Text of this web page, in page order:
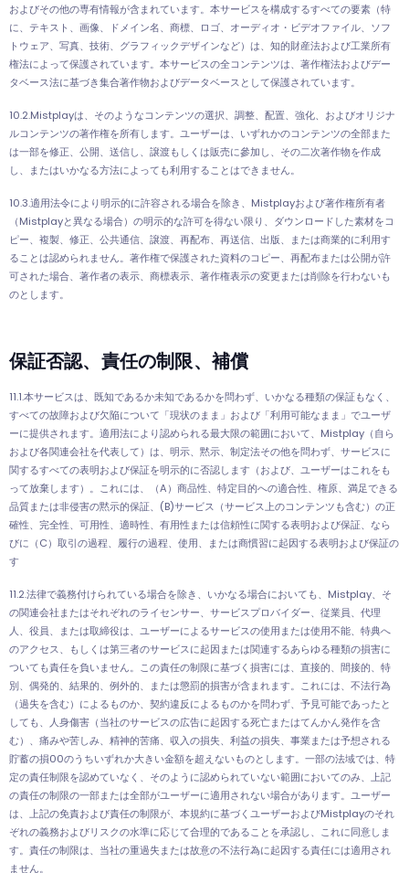
およびその他の専有情報が含まれています。本サービスを構成するすべての要素（特
に、テキスト、画像、ドメイン名、商標、ロゴ、オーディオ・ビデオファイル、ソフ
トウェア、写真、技術、グラフィックデザインなど）は、知的財産法および工業所有
権法によって保護されています。本サービスの全コンテンツは、著作権法およびデー
タベース法に基づき集合著作物およびデータベースとして保護されています。
10.2.Mistplayは、そのようなコンテンツの選択、調整、配置、強化、およびオリジナ
ルコンテンツの著作権を所有します。ユーザーは、いずれかのコンテンツの全部また
は一部を修正、公開、送信し、譲渡もしくは販売に參加し、その二次著作物を作成
し、またはいかなる方法によっても利用することはできません。
10.3.適用法令により明示的に許容される場合を除き、Mistplayおよび著作権所有者
（Mistplayと異なる場合）の明示的な許可を得ない限り、ダウンロードした素材をコ
ピー、複製、修正、公共通信、譲渡、再配布、再送信、出版、または商業的に利用す
ることは認められません。著作権で保護された資料のコピー、再配布または公開が許
可された場合、著作者の表示、商標表示、著作権表示の変更または削除を行わないも
のとします。
保証否認、責任の制限、補償
11.1.本サービスは、既知であるか未知であるかを問わず、いかなる種類の保証もなく、
すべての故障および欠陥について「現状のまま」および「利用可能なまま」でユーザ
ーに提供されます。適用法により認められる最大限の範囲において、Mistplay（自ら
および各関連会社を代表して）は、明示、黙示、制定法その他を問わず、サービスに
関するすべての表明および保証を明示的に否認します（および、ユーザーはこれをも
って放棄します）。これには、（A）商品性、特定目的への適合性、権原、満足できる
品質または非侵害の黙示的保証、(B)サービス（サービス上のコンテンツも含む）の正
確性、完全性、可用性、適時性、有用性または信頼性に関する表明および保証、なら
びに（C）取引の過程、履行の過程、使用、または商慣習に起因する表明および保証の
す
11.2.法律で義務付けられている場合を除き、いかなる場合においても、Mistplay、そ
の関連会社またはそれぞれのライセンサー、サービスプロバイダー、従業員、代理
人、役員、または取締役は、ユーザーによるサービスの使用または使用不能、特典へ
のアクセス、もしくは第三者のサービスに起因または関連するあらゆる種類の損害に
ついても責任を負いません。この責任の制限に基づく損害には、直接的、間接的、特
別、偶発的、結果的、例外的、または懲罰的損害が含まれます。これには、不法行為
（過失を含む）によるものか、契約違反によるものかを問わず、予見可能であったと
しても、人身傷害（当社のサービスの広告に起因する死亡またはてんかん発作を含
む）、痛みや苦しみ、精神的苦痛、収入の損失、利益の損失、事業または予想される
貯蓄の損00のうちいずれか大きい金額を超えないものとします。一部の法域では、特
定の責任制限を認めていなく、そのように認められていない範囲においてのみ、上記
の責任の制限の一部または全部がユーザーに適用されない場合があります。ユーザー
は、上記の免責および責任の制限が、本規約に基づくユーザーおよびMistplayのそれ
ぞれの義務およびリスクの水準に応じて合理的であることを承認し、これに同意しま
す。責任の制限は、当社の重過失または故意の不法行為に起因する責任には適用され
ません。